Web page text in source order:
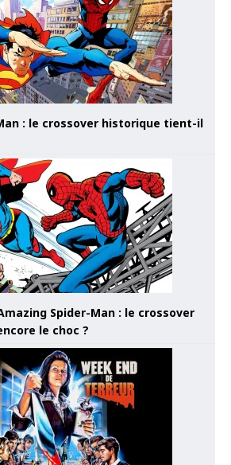
: le crossover historique tient-il
Spider-Man : le crossover
le choc ?